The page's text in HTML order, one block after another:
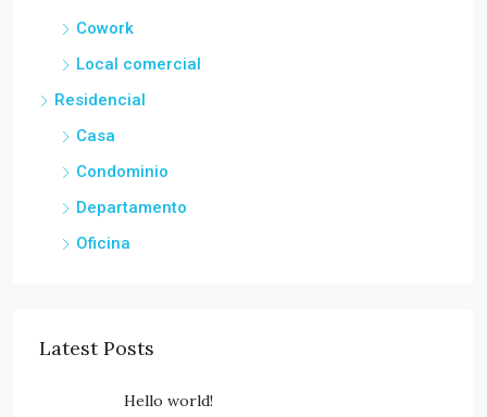
Comercial
Cowork
Local comercial
Residencial
Casa
Condominio
Departamento